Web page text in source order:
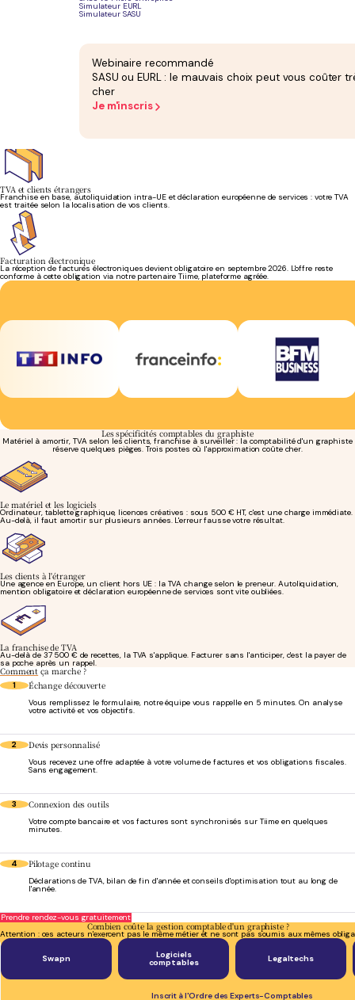
Simulateur EURL
Simulateur SASU
Webinaire recommandé
SASU ou EURL : le mauvais choix peut vous coûter
cher
Je m'inscris
Vos cotisations calculées sur le bénéfice et recouvrées par l'URSSAF sont suivies. Les
régularisations sont anticipées, sans mauvaise surprise.
vous sont expliquées clairement.
TVA et clients étrangers
Franchise en base, autoliquidation intra-UE et déclaration européenne de services : votre TVA
est traitée selon la localisation de vos clients.
Facturation électronique
La réception de factures électroniques devient obligatoire en septembre 2026. L'offre reste
conforme à cette obligation via notre partenaire Tiime, plateforme agréée.
Les spécificités comptables du graphiste
Matériel à amortir, TVA selon les clients, franchise à surveiller : la comptabilité d'un graphiste
réserve quelques pièges. Trois postes où l'approximation coûte cher.
Le matériel et les logiciels
Ordinateur, tablette graphique, licences créatives : sous 500 € HT, c'est une charge immédiate.
Au-delà, il faut amortir sur plusieurs années. L'erreur fausse votre résultat.
Les clients à l'étranger
Une agence en Europe, un client hors UE : la TVA change selon le preneur. Autoliquidation,
mention obligatoire et déclaration européenne de services sont vite oubliées.
La franchise de TVA
Au-delà de 37 500 € de recettes, la TVA s'applique. Facturer sans l'anticiper, c'est la payer de
sa poche après un rappel.
Comment ça marche ?
1 Échange découverte
Vous remplissez le formulaire, notre équipe vous rappelle en 5 minutes. On analyse
votre activité et vos objectifs.
2 Devis personnalisé
Vous recevez une offre adaptée à votre volume de factures et vos obligations fiscales.
Sans engagement.
3 Connexion des outils
Votre compte bancaire et vos factures sont synchronisés sur Tiime en quelques
minutes.
4 Pilotage continu
Déclarations de TVA, bilan de fin d'année et conseils d'optimisation tout au long de
l'année.
Prendre rendez-vous gratuitement
Combien coûte la gestion comptable d'un graphiste ?
Attention : ces acteurs n'exercent pas le même métier et ne sont pas soumis aux mêmes
Swapn Logiciels
comptables Legaltechs
Inscrit à l'Ordre des Experts-Comptables